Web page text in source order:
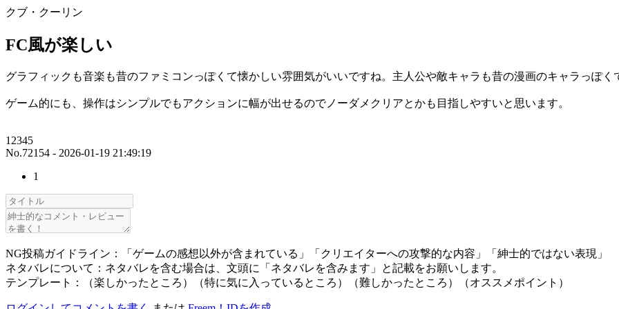
クブ・クーリン
FC風が楽しい
グラフィックも音楽も昔のファミコンっぽくて懐かしい雰囲気がいいですね。主人公や敵キャラも昔の漫画のキャラっぽく
ゲーム的にも、操作はシンプルでもアクションに幅が出せるのでノーダメクリアとかも目指しやすいと思います。
12345
No.72154 - 2026-01-19 21:49:19
1
NG投稿ガイドライン：「ゲームの感想以外が含まれている」「クリエイターへの攻撃的な内容」「紳士的ではない表現」
ネタバレについて：ネタバレを含む場合は、文頭に「ネタバレを含みます」と記載をお願いします。
テンプレート：（楽しかったところ）（特に気に入っているところ）（難しかったところ）（オススメポイント）